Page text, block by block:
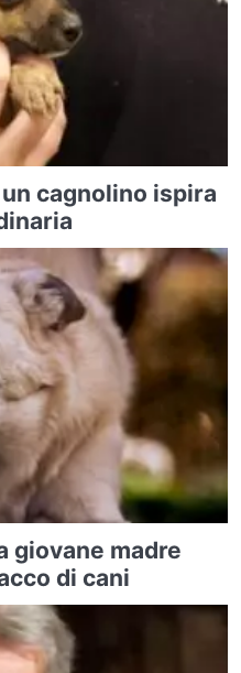
cagnolino ispira
giovane madre
di cani